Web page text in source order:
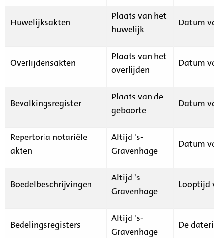
Huwelijksakten
Plaats van het
huwelijk
Datum
Overlijdensakten
Plaats van het
overlijden
Datum
Bevolkingsregister
Plaats van de
geboorte
Datum
Repertoria notariële
akten
Altijd 's-
Gravenhage
Datum
Boedelbeschrijvingen
Altijd 's-
Gravenhage
Looptijd
Bedelingsregisters
Altijd 's-
Gravenhage
De